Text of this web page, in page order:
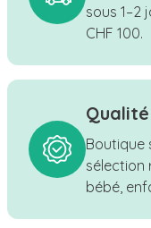
sous 1–2
CHF 100.
Boutique
sélection
bébé,